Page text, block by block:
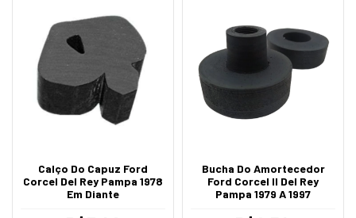
Calço Do Capuz Ford
Corcel Del Rey Pampa 1978
Em Diante
Bucha Do Amortecedor
Ford Corcel II Del Rey
Pampa 1979 A 1997